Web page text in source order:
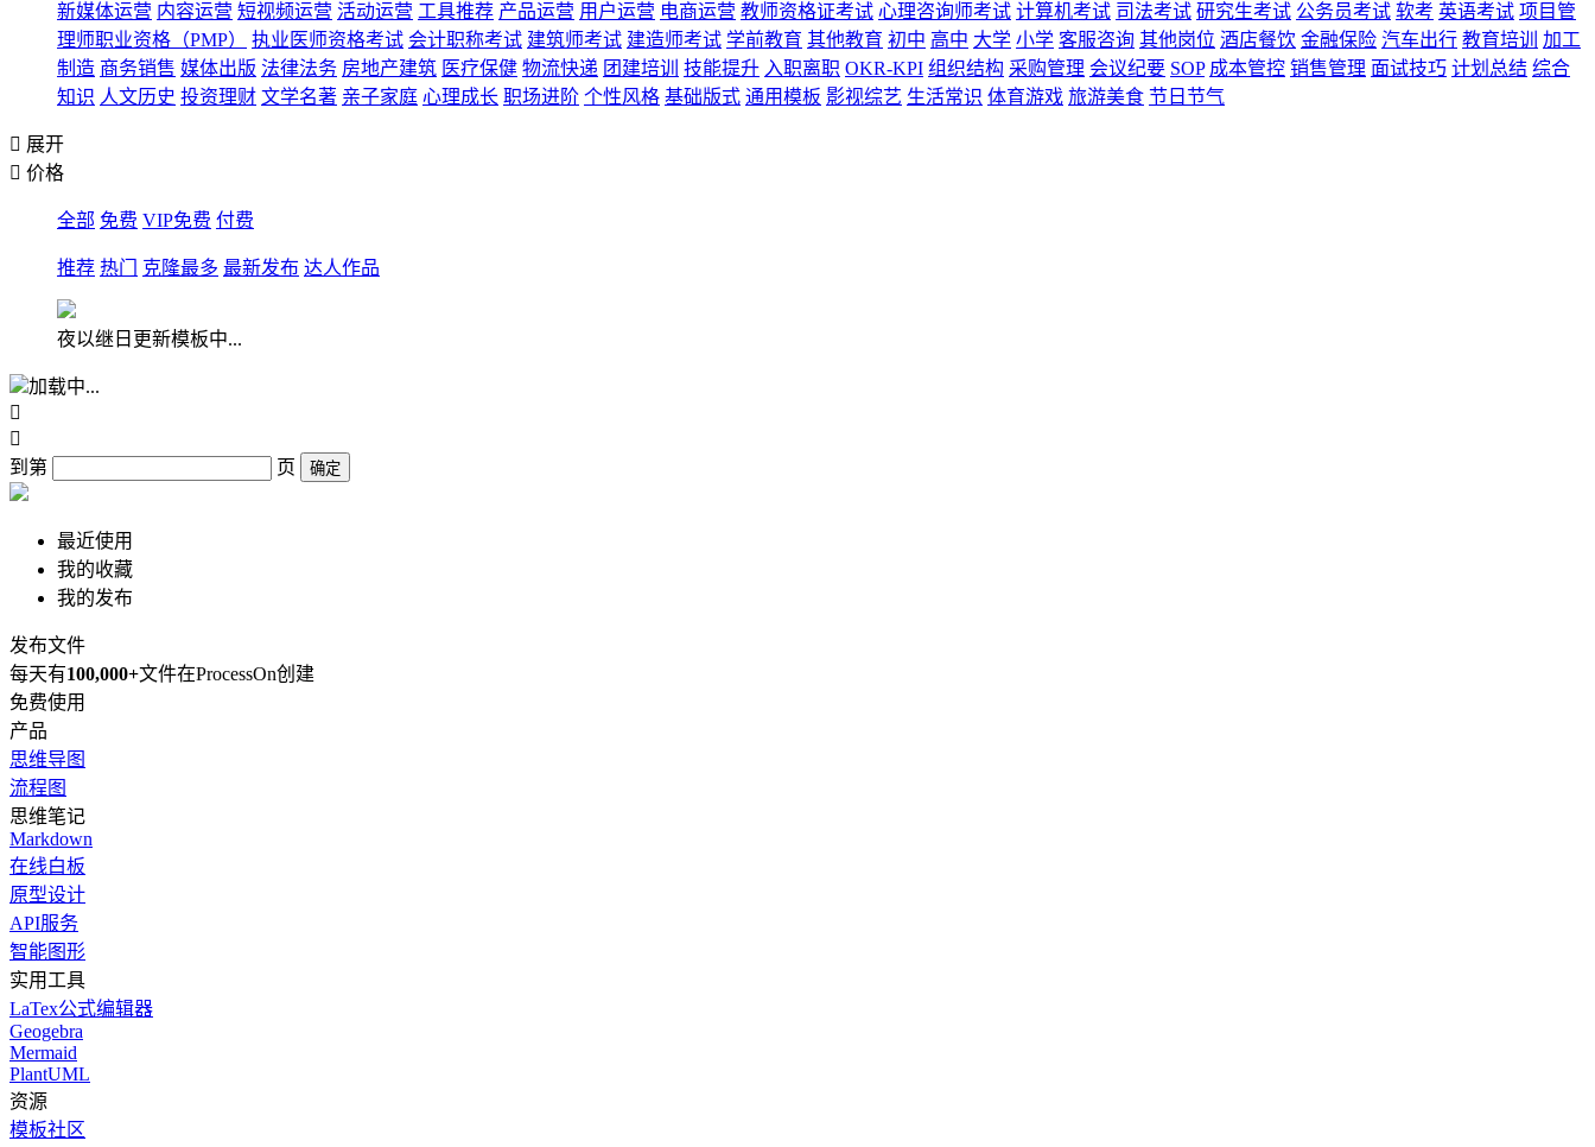
新媒体运营 内容运营 短视频运营 活动运营 工具推荐 产品运营 用户运营 电商运营 教师资格证考试 心理咨询师考试 计算机考试 司法考试 研究生考试 公务员考试 软考 英语考试 项目管
理师职业资格（PMP）
执业医师资格考试 会计职称考试 建筑师考试 建造师考试 学前教育 其他教育 初中 高中 大学 小学 客服咨询 其他岗位 酒店餐饮 金融保险 汽车出行 教育培训
加工
制造 商务销售 媒体出版 法律法务 房地产建筑 医疗保健 物流快递 团建培训 技能提升 入职离职 OKR-KPI 组织结构 采购管理 会议纪要 SOP 成本管控 销售管理 面试技巧 计划总结 综合
知识 人文历史 投资理财 文学名著 亲子家庭 心理成长 职场进阶 个性风格 基础版式 通用模板 影视综艺 生活常识 体育游戏 旅游美食 节日节气
 展开
 价格
全部 免费 VIP免费 付费
推荐 热门 克隆最多 最新发布 达人作品
夜以继日更新模板中...
加载中...


到第
页 确定
最近使用
我的收藏
我的发布
发布文件
每天有100,000+文件在ProcessOn创建
免费使用
产品
思维导图
流程图
思维笔记
Markdown
在线白板
原型设计
API服务
智能图形
实用工具
LaTex公式编辑器
Geogebra
Mermaid
PlantUML
资源
模板社区